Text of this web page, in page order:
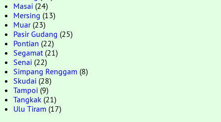
Masai (24)
Mersing (13)
Muar(23)
Pasir Gudang (25)
Pontian (22)
Segamat(21)
Senai (22)
Simpang Renggam (8)
Skudai (28)
Tampoi (9)
Tangkak (21)
Ulu Tiram (17)